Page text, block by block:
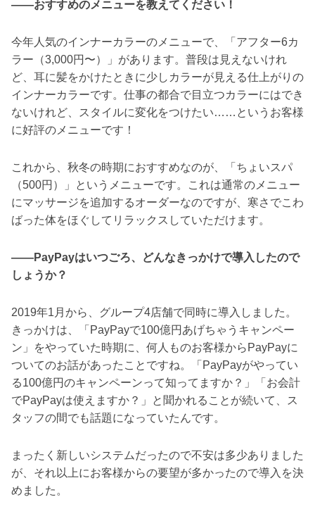
――おすすめのメニューを教えてください！
今年人気のインナーカラーのメニューで、「アフター6カ
ラー（3,000円〜）」があります。普段は見えないけれ
ど、耳に髪をかけたときに少しカラーが見える仕上がりの
インナーカラーです。仕事の都合で目立つカラーにはでき
ないけれど、スタイルに変化をつけたい……というお客様
に好評のメニューです！
これから、秋冬の時期におすすめなのが、「ちょいスパ
（500円）」というメニューです。これは通常のメニュー
にマッサージを追加するオーダーなのですが、寒さでこわ
ばった体をほぐしてリラックスしていただけます。
――PayPayはいつごろ、どんなきっかけで導入したので
しょうか？
2019年1月から、グループ4店舗で同時に導入しました。
きっかけは、「PayPayで100億円あげちゃうキャンペー
ン」をやっていた時期に、何人ものお客様からPayPayに
ついてのお話があったことですね。「PayPayがやってい
る100億円のキャンペーンって知ってますか？」「お会計
でPayPayは使えますか？」と聞かれることが続いて、ス
タッフの間でも話題になっていたんです。
まったく新しいシステムだったので不安は多少ありました
が、それ以上にお客様からの要望が多かったので導入を決
めました。